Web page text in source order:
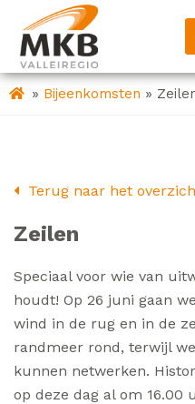
» Bijeenkomsten »
Terug naar het
Zeilen
Speciaal voor wie van
houdt! Op 26 juni gaan
wind in de rug en in de
randmeer rond, terwijl
kunnen netwerken.
op deze dag al om 16.00